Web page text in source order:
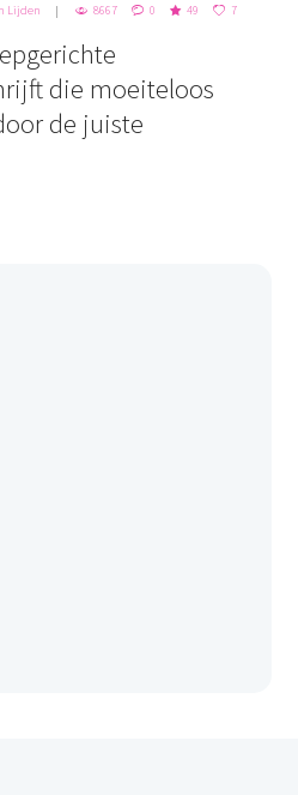
Lijden 8667 0 49 7
die moeiteloos
de juiste